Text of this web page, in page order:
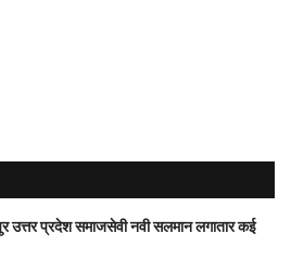
उत्तर प्रदेश समाजसेवी नवी सलमान लगातार कई